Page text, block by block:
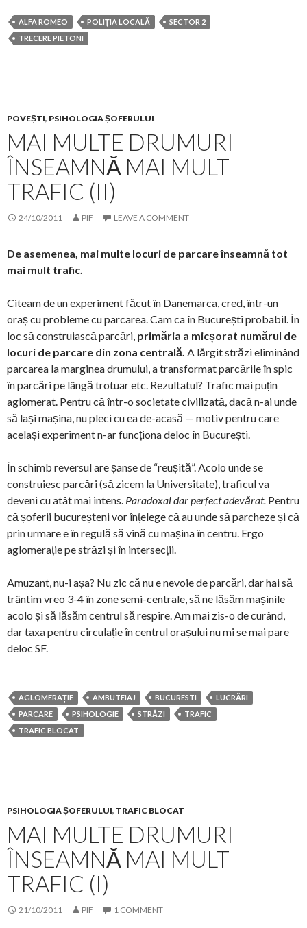
ALFA ROMEO POLIȚIA LOCALĂ
SECTOR 2
TRECERE PIETONI
POVEȘTI, PSIHOLOGIA ȘOFERULUI
MAI MULTE DRUMURI
ÎNSEAMNĂ MAI MULT
TRAFIC (II)
24/10/2011 PIF LEAVE A COMMENT
De asemenea, mai multe locuri de parcare înseamnă tot
mai mult trafic.
Citeam de un experiment făcut în Danemarca, cred, într-un
oraș cu probleme cu parcarea. Cam ca în București probabil. În
loc să construiască parcări, primăria a micșorat numărul de
locuri de parcare din zona centrală. A lărgit străzi eliminând
parcarea la marginea drumului, a transformat parcările în spic
în parcări pe lângă trotuar etc. Rezultatul? Trafic mai puțin
aglomerat. Pentru că într-o societate civilizată, dacă n-ai unde
să lași mașina, nu pleci cu ea de-acasă — motiv pentru care
același experiment n-ar funcționa deloc în București.
În schimb reversul are șanse de “reușită”. Acolo unde se
construiesc parcări (să zicem la Universitate), traficul va
deveni cu atât mai intens. Paradoxal dar perfect adevărat. Pentru
că șoferii bucureșteni vor înțelege că au unde să parcheze și că
prin urmare e în regulă să vină cu mașina în centru. Ergo
aglomerație pe străzi și în intersecții.
Amuzant, nu-i așa? Nu zic că nu e nevoie de parcări, dar hai să
trântim vreo 3-4 în zone semi-centrale, să ne lăsăm mașinile
acolo și să lăsăm centrul să respire. Am mai zis-o de curând,
dar taxa pentru circulație în centrul orașului nu mi se mai pare
deloc SF.
AGLOMERAȚIE AMBUTEIAJ BUCURESTI
LUCRĂRI
PARCARE
PSIHOLOGIE STRĂZI
TRAFIC
TRAFIC BLOCAT
PSIHOLOGIA ȘOFERULUI, TRAFIC BLOCAT
MAI MULTE DRUMURI
ÎNSEAMNĂ MAI MULT
TRAFIC (I)
21/10/2011 PIF 1 COMMENT